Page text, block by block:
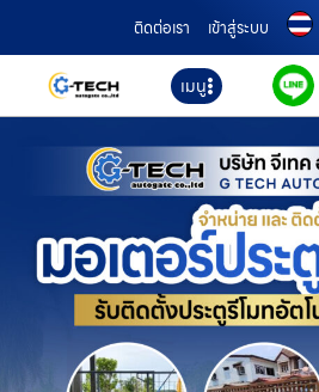
ติดต่อเรา เข้าสู่ระบบ
เมนู